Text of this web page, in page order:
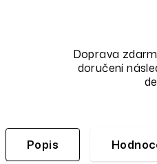
Doprava
doručení
Popis